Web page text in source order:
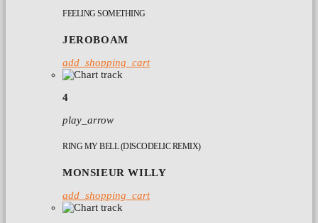
FEELING SOMETHING
JEROBOAM
add_shopping_cart
4
play_arrow
RING MY BELL (DISCODELIC REMIX)
MONSIEUR WILLY
add_shopping_cart